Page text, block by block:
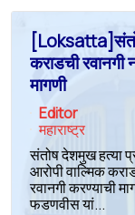
कराडची रवानगी
मागणी
Editor
महाराष्ट्र
संतोष देशमुख हत्या
आरोपी वाल्मिक
रवानगी करण्याची
फडणवीस यां...